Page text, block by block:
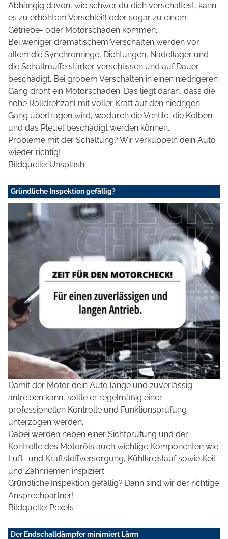
Abhängig davon, wie schwer du dich verschaltest, kann
es zu erhöhtem Verschleiß oder sogar zu einem
Getriebe- oder Motorschaden kommen.
Bei weniger dramatischem Verschalten werden vor
allem die Synchronringe, Dichtungen, Nadellager und
die Schaltmuffe stärker verschlissen und auf Dauer
beschädigt. Bei grobem Verschalten in einen niedrigeren
Gang droht ein Motorschaden. Das liegt daran, dass die
hohe Rolldrehzahl mit voller Kraft auf den niedrigen
Gang übertragen wird, wodurch die Ventile, die Kolben
und das Pleuel beschädigt werden können.
Probleme mit der Schaltung? Wir verkuppeln dein Auto
wieder richtig!
Bildquelle: Unsplash
Gründliche Inspektion gefällig?
Damit der Motor dein Auto lange und zuverlässig
antreiben kann, sollte er regelmäßig einer
professionellen Kontrolle und Funktionsprüfung
unterzogen werden.
Dabei werden neben einer Sichtprüfung und der
Kontrolle des Motoröls auch wichtige Komponenten wie
Luft- und Kraftstoffversorgung, Kühlkreislauf sowie Keil-
und Zahnriemen inspiziert.
Gründliche Inspektion gefällig? Dann sind wir der richtige
Ansprechpartner!
Bildquelle: Pexels
Der Endschalldämpfer minimiert Lärm